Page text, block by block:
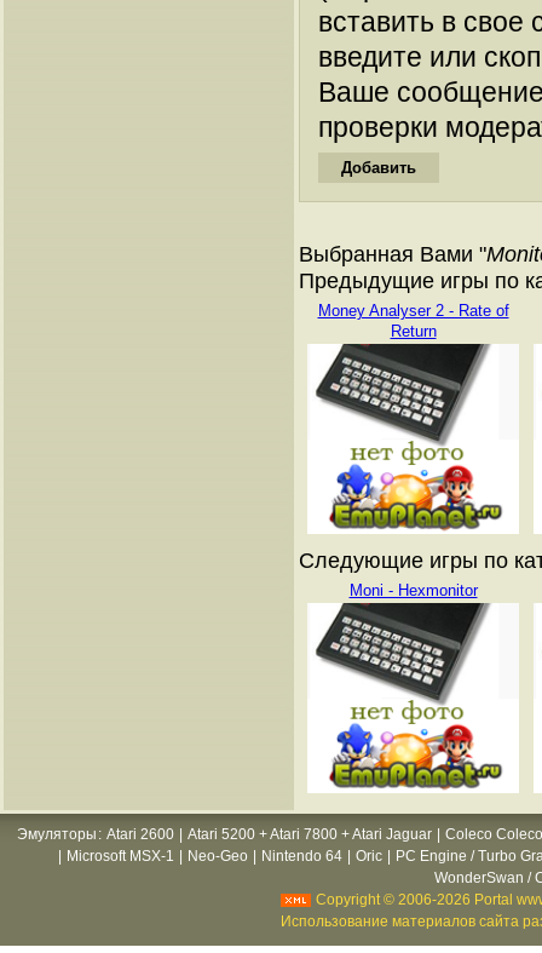
вставить в
введите или
Ваше
проверки
Выбранная Вами "
Предыдущие игры по
Money Analyser 2 - Rate of
Return
Следующие игры по
Moni - Hexmonitor
Эмуляторы : Atari 2600 Atari 5200 + Atari 7800 + Atari Jaguar
Coleco
Microsoft MSX-1 Neo-Geo Nintendo 64 Oric
PC Engine / Turbo
WonderSwan /
Copyright © 2006-2026 Portal
Использование материалов сайта